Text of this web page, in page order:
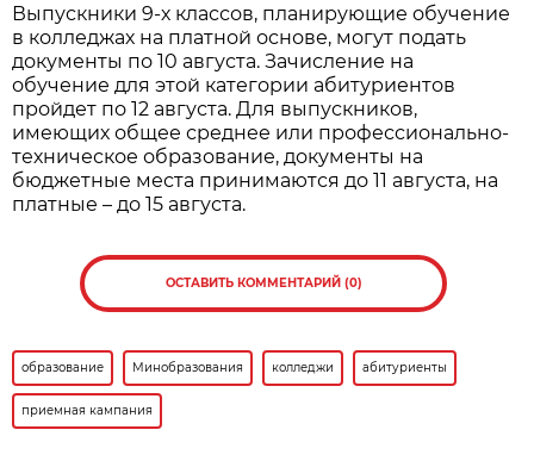
Выпускники 9-х классов, планирующие обучение
в колледжах на платной основе, могут подать
документы по 10 августа. Зачисление на
обучение для этой категории абитуриентов
пройдет по 12 августа. Для выпускников,
имеющих общее среднее или профессионально-
техническое образование, документы на
бюджетные места принимаются до 11 августа, на
платные – до 15 августа.
ОСТАВИТЬ КОММЕНТАРИЙ (0)
образование Минобразования колледжи абитуриенты
приемная кампания